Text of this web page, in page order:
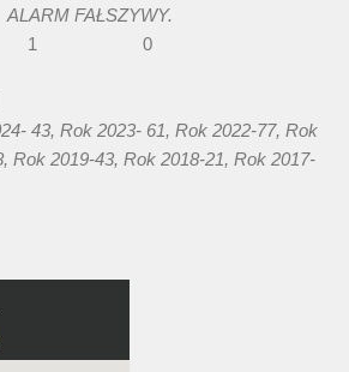
ALARM FAŁSZYWY.
1 0
43, Rok 2023- 61, Rok 2022-77, Rok
Rok 2019-43, Rok 2018-21, Rok 2017-